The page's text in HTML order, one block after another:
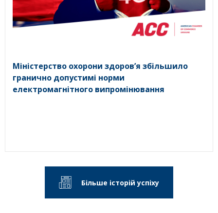
Міністерство охорони здоров’я збільшило
гранично допустимі норми
електромагнітного випромінювання
Більше історій успіху